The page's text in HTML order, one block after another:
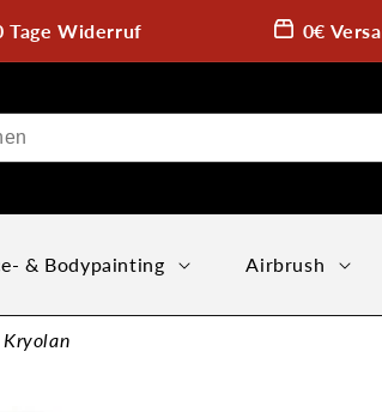
Tage Widerruf 0€
& Bodypainting Airbrush